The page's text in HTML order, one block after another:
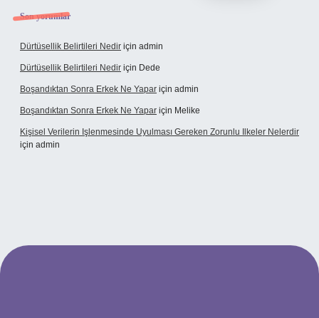
Son yorumlar
Dürtüsellik Belirtileri Nedir için admin
Dürtüsellik Belirtileri Nedir için Dede
Boşandıktan Sonra Erkek Ne Yapar için admin
Boşandıktan Sonra Erkek Ne Yapar için Melike
Kişisel Verilerin Işlenmesinde Uyulması Gereken Zorunlu Ilkeler Nelerdir
için admin